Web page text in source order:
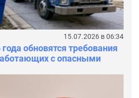
15.07.2026 в 06:34
обновятся требования
с опасными